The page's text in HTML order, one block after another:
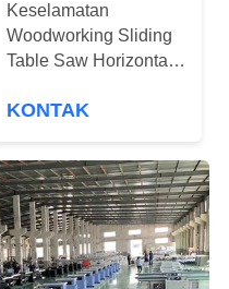
Keselamatan
Woodworking Sliding
Table Saw Horizontal
KONTAK